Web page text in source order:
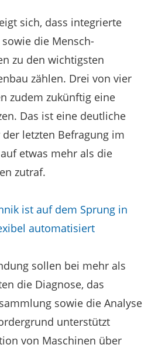
sich, dass integrierte
die Mensch-
zu den wichtigsten
zählen. Drei von vier
zudem zukünftig eine
Das ist eine deutliche
letzten Befragung im
etwas mehr als die
zutraf.
ist auf dem Sprung in
automatisiert
sollen bei mehr als
die Diagnose, das
sowie die Analyse
unterstützt
von Maschinen über